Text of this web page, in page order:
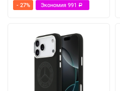
- 27% Экономия 991 Р